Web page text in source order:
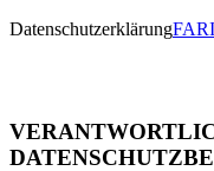
Datenschutzerklärung